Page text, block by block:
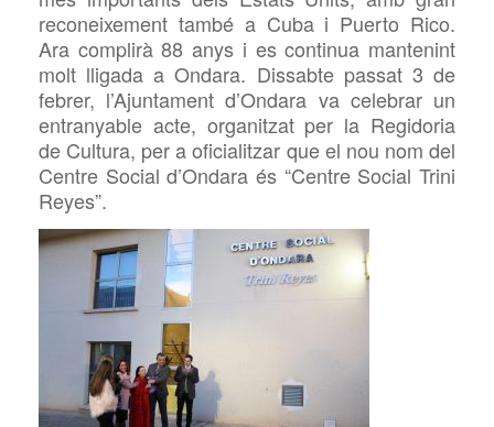
reconeixement també a Cuba i Puerto Rico.
Ara complirà 88 anys i es continua mantenint
molt lligada a Ondara. Dissabte passat 3 de
febrer, l’Ajuntament d’Ondara va celebrar un
entranyable acte, organitzat per la Regidoria
de Cultura, per a oficialitzar que el nou nom del
Centre Social d’Ondara és “Centre Social Trini
Reyes”.